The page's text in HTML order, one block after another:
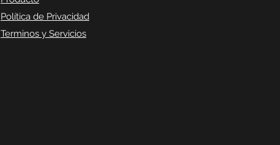
Política de Privacidad
Terminos y Servicios